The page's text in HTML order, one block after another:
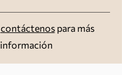
contáctenospara más
información